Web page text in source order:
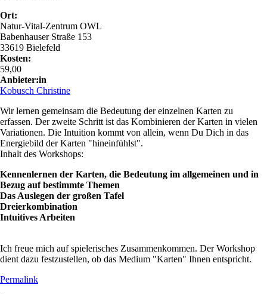
Ort:
Natur-Vital-Zentrum OWL
Babenhauser Straße 153
33619 Bielefeld
Kosten:
59,00
Anbieter:in
Kobusch Christine
Wir lernen gemeinsam die Bedeutung der einzelnen Karten zu
erfassen. Der zweite Schritt ist das Kombinieren der Karten in vielen
Variationen. Die Intuition kommt von allein, wenn Du Dich in das
Energiebild der Karten "hineinfühlst".
Inhalt des Workshops:
Kennenlernen der Karten, die Bedeutung im allgemeinen und in
Bezug auf bestimmte Themen
Das Auslegen der großen Tafel
Dreierkombination
Intuitives Arbeiten
Ich freue mich auf spielerisches Zusammenkommen. Der Workshop
dient dazu festzustellen, ob das Medium "Karten" Ihnen entspricht.
Permalink